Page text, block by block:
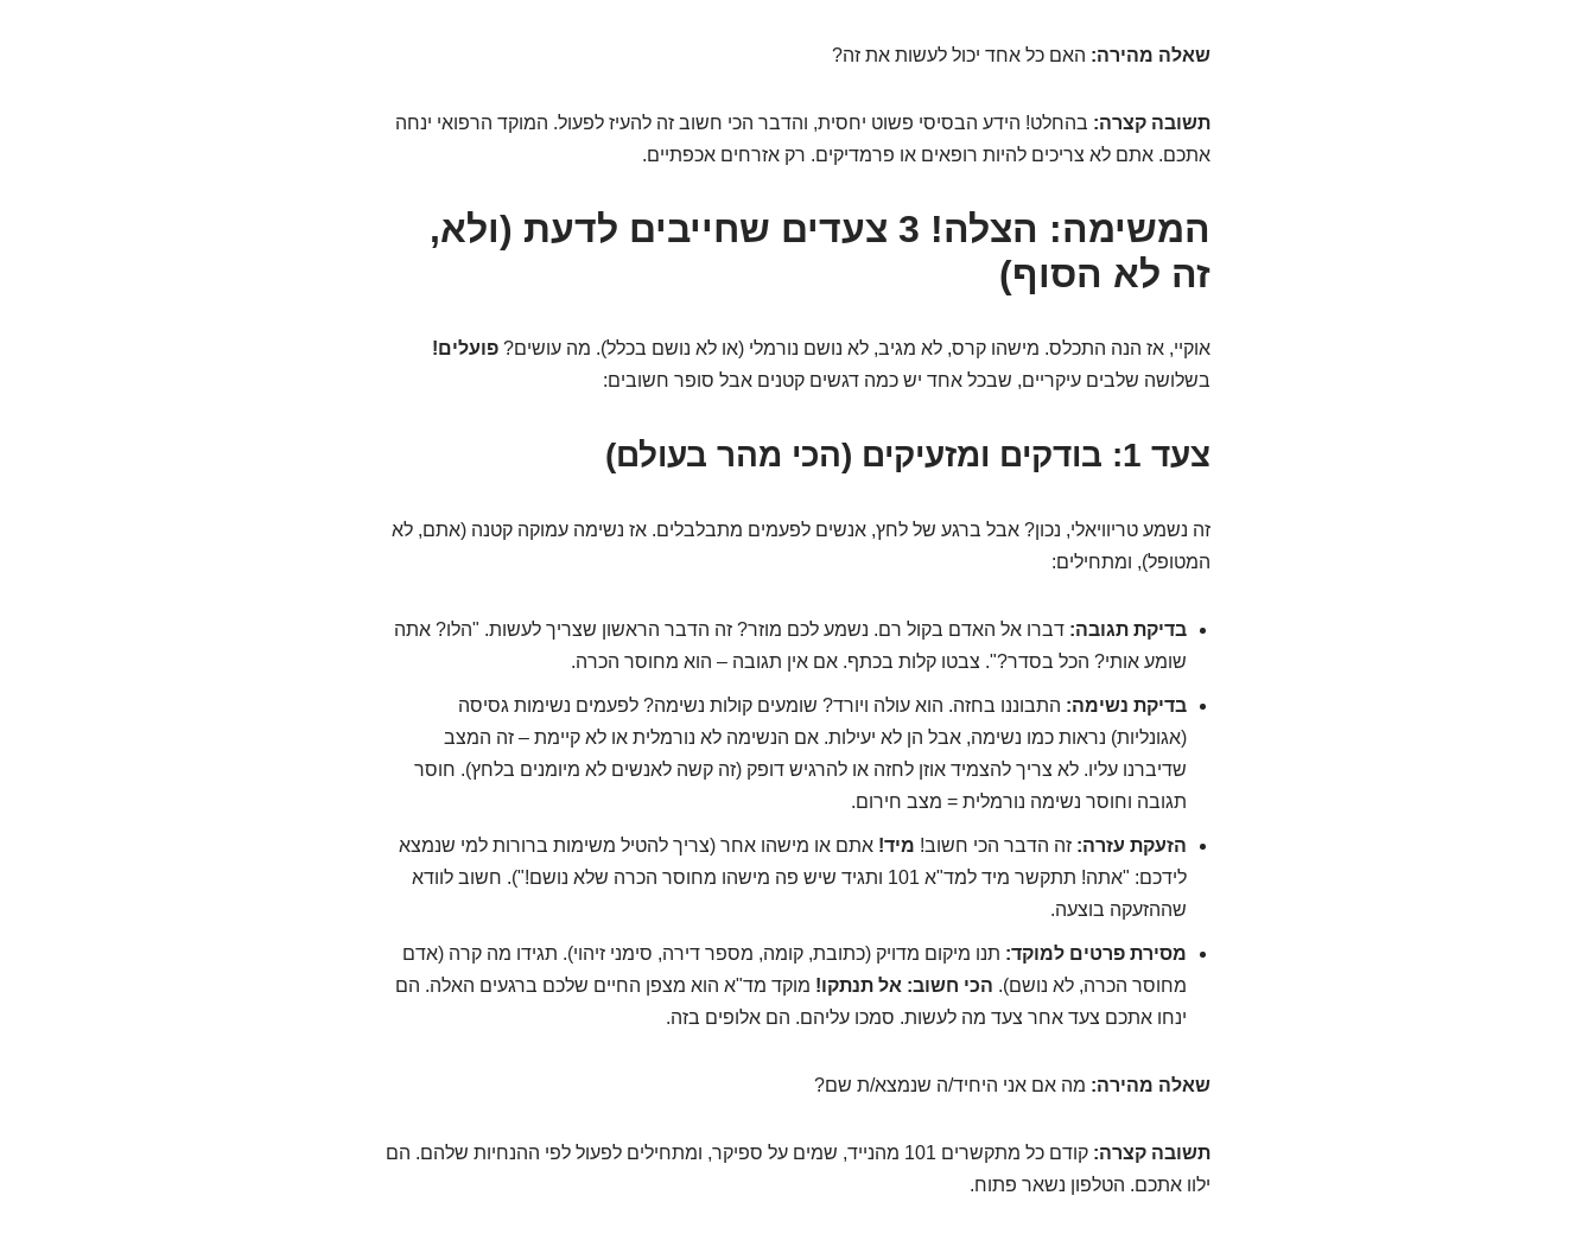
שאלה מהירה: האם כל אחד יכול לעשות את זה?
תשובה קצרה: בהחלט! הידע הבסיסי פשוט יחסית, והדבר הכי חשוב זה להעיז לפעול. המוקד הרפואי ינחה
אתכם. אתם לא צריכים להיות רופאים או פרמדיקים. רק אזרחים אכפתיים.
המשימה: הצלה! 3 צעדים שחייבים לדעת (ולא,
זה לא הסוף)
אוקיי, אז הנה התכלס. מישהו קרס, לא מגיב, לא נושם נורמלי (או לא נושם בכלל). מה עושים?פועלים!
בשלושה שלבים עיקריים, שבכל אחד יש כמה דגשים קטנים אבל סופר חשובים:
צעד 1: בודקים ומזעיקים (הכי מהר בעולם)
זה נשמע טריוויאלי, נכון? אבל ברגע של לחץ, אנשים לפעמים מתבלבלים. אז נשימה עמוקה קטנה (אתם, לא
המטופל), ומתחילים:
בדיקת תגובה: דברו אל האדם בקול רם. נשמע לכם מוזר? זה הדבר הראשון שצריך לעשות. "הלו? אתה
שומע אותי? הכל בסדר?". צבטו קלות בכתף. אם אין תגובה – הוא מחוסר הכרה.
בדיקת נשימה: התבוננו בחזה. הוא עולה ויורד? שומעים קולות נשימה? לפעמים נשימות גסיסה
(אגונליות) נראות כמו נשימה, אבל הן לא יעילות. אם הנשימה לא נורמלית או לא קיימת – זה המצב
שדיברנו עליו. לא צריך להצמיד אוזן לחזה או להרגיש דופק (זה קשה לאנשים לא מיומנים בלחץ). חוסר
תגובה וחוסר נשימה נורמלית = מצב חירום.
הזעקת עזרה: זה הדבר הכי חשוב! מיד! אתם או מישהו אחר (צריך להטיל משימות ברורות למי שנמצא
לידכם: "אתה! תתקשר מיד למד"א 101 ותגיד שיש פה מישהו מחוסר הכרה שלא נושם!"). חשוב לוודא
שההזעקה בוצעה.
מסירת פרטים למוקד: תנו מיקום מדויק (כתובת, קומה, מספר דירה, סימני זיהוי). תגידו מה קרה (אדם
מחוסר הכרה, לא נושם). הכי חשוב: אל תנתקו! מוקד מד"א הוא מצפן החיים שלכם ברגעים האלה. הם
ינחו אתכם צעד אחר צעד מה לעשות. סמכו עליהם. הם אלופים בזה.
שאלה מהירה: מה אם אני היחיד/ה שנמצא/ת שם?
תשובה קצרה:
קודם כל מתקשרים 101 מהנייד, שמים על ספיקר, ומתחילים לפעול לפי ההנחיות שלהם. הם
ילוו אתכם. הטלפון נשאר פתוח.